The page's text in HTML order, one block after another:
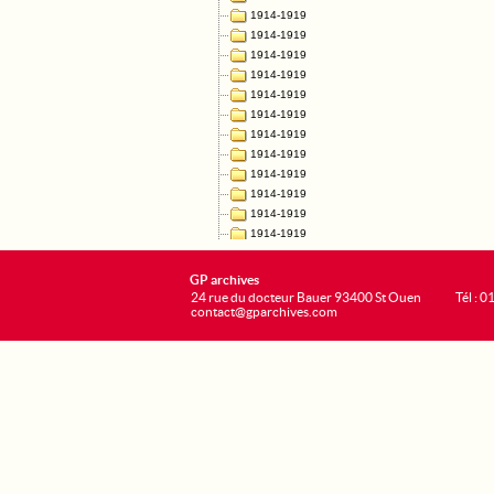
GP archives
24 rue du docteur Bauer 93400 St Ouen
contact@gparchives.com
Tél :